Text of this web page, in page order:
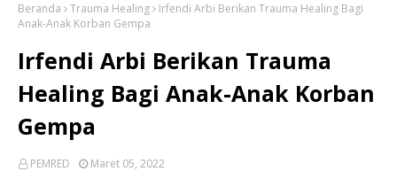
Beranda Trauma Healing
Irfendi Arbi Berikan Trauma Healing Bagi
Anak-Anak Korban Gempa
Irfendi Arbi Berikan Trauma
Healing Bagi Anak-Anak Korban
Gempa
PEMRED Maret 05, 2022